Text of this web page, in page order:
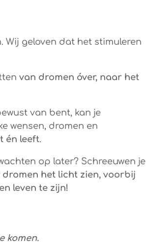
Wij geloven dat het stimuleren
van dromen óver, naar het
van bent, kan je
wensen, dromen en
én leeft.
op later? Schreeuwen je
dromen het licht zien, voorbij
leven te zijn!
komen.